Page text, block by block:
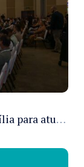
Semsa participa do Secop em Brasília para atualizar tecnologia e modernizar gestão pública